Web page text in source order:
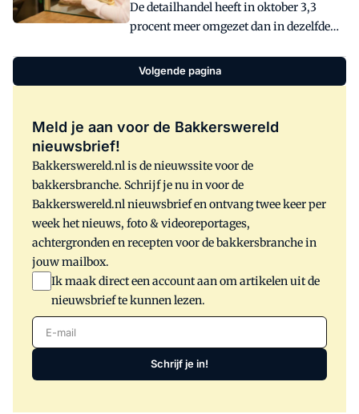
De detailhandel heeft in oktober 3,3
procent meer omgezet dan in dezelfde
Centraal Bureau voor de Statistiek (CBS).
Het verkoopvolume lag 2,6 procent
Volgende pagina
Meld je aan voor de Bakkerswereld
nieuwsbrief!
Bakkerswereld.nl is de nieuwssite voor de
bakkersbranche. Schrijf je nu in voor de
Bakkerswereld.nl nieuwsbrief en ontvang twee keer per
week het nieuws, foto & videoreportages,
achtergronden en recepten voor de bakkersbranche in
jouw mailbox.
Ik maak direct een account aan om artikelen uit de
nieuwsbrief te kunnen lezen.
E-mail
Schrijf je in!